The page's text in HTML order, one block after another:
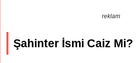
reklam
Şahinter İsmi Caiz Mi?